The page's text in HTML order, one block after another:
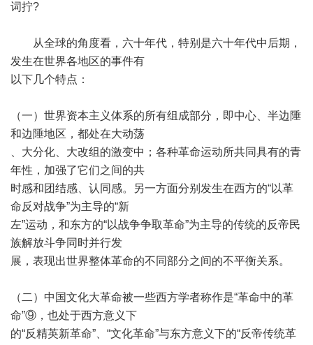
词拧?
从全球的角度看，六十年代，特别是六十年代中后期，
发生在世界各地区的事件有
以下几个特点：
（一）世界资本主义体系的所有组成部分，即中心、半边陲
和边陲地区，都处在大动荡
、大分化、大改组的激变中；各种革命运动所共同具有的青
年性，加强了它们之间的共
时感和团结感、认同感。另一方面分别发生在西方的“以革
命反对战争”为主导的“新
左”运动，和东方的“以战争争取革命”为主导的传统的反帝民
族解放斗争同时并行发
展，表现出世界整体革命的不同部分之间的不平衡关系。
（二）中国文化大革命被一些西方学者称作是“革命中的革
命”⑨，也处于西方意义下
的“反精英新革命”、“文化革命”与东方意义下的“反帝传统革